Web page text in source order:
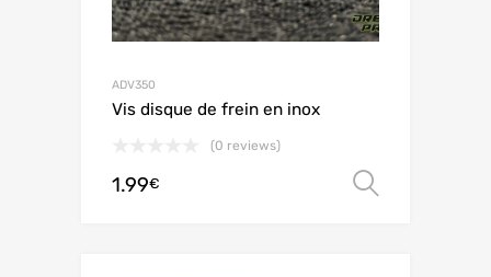
ADV350
Vis disque de frein en inox
(0 reviews)
1.99€